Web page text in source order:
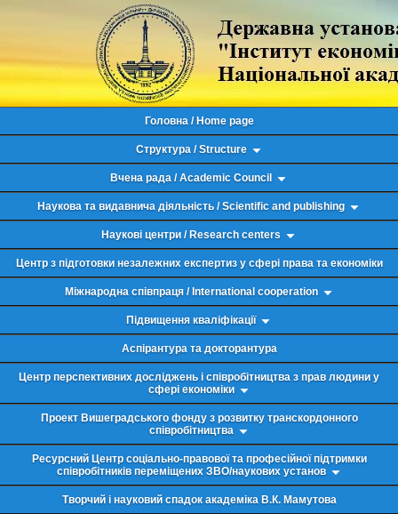
Головна / Home page
Структура / Structure
Вчена рада / Academic Council
Наукова та видавнича діяльність / Scientific and publishing
Наукові центри / Research centers
Центр з підготовки незалежних експертиз у сфері права та економіки
Міжнародна співпраця / International cooperation
Підвищення кваліфікації
Аспірантура та докторантура
Центр перспективних досліджень і співробітництва з прав людини у
сфері економіки
Проект Вишеградського фонду з розвитку транскордонного
співробітництва
Ресурсний Центр соціально-правової та професійної підтримки
співробітників переміщених ЗВО/наукових установ
Творчий і науковий спадок академіка В.К. Мамутова